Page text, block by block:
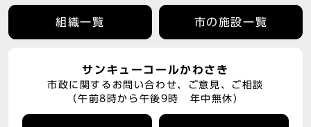
組織一覧 市の施設一覧
サンキューコールかわさき
市政に関するお問い合わせ、ご意見、ご相談
（午前8時から午後9時 年中無休）